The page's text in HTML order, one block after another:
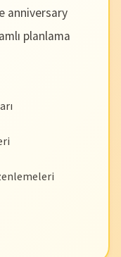
anniversary
planlama